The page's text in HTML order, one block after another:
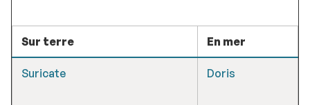
Sur terre En mer
Suricate Doris